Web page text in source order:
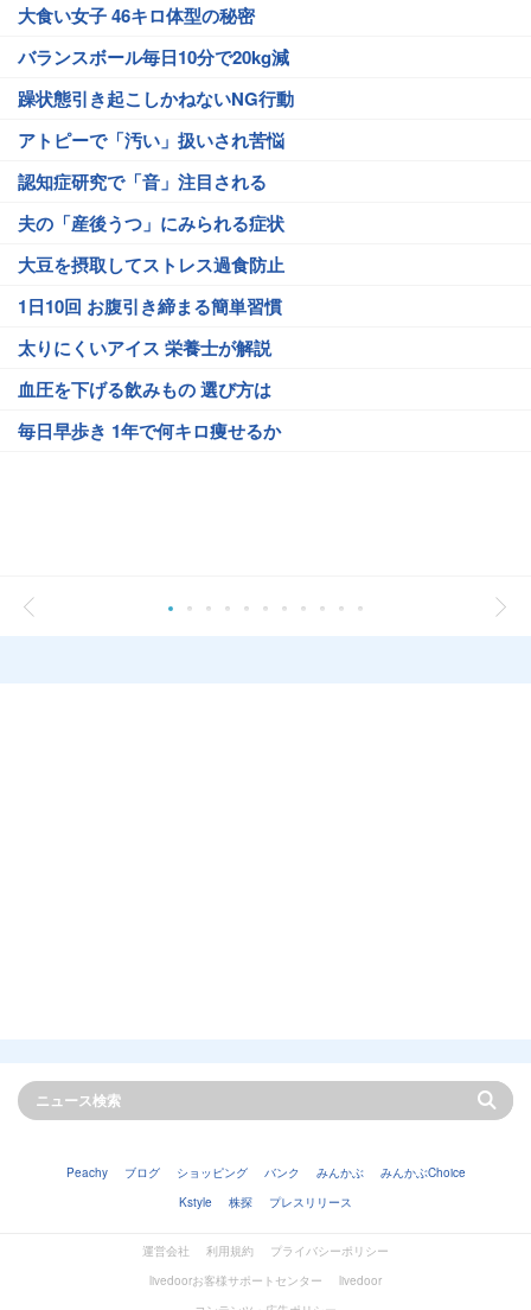
大食い女子 46キロ体型の秘密
バランスボール毎日10分で20kg減
躁状態引き起こしかねないNG行動
アトピーで「汚い」扱いされ苦悩
認知症研究で「音」注目される
夫の「産後うつ」にみられる症状
大豆を摂取してストレス過食防止
1日10回 お腹引き締まる簡単習慣
太りにくいアイス 栄養士が解説
血圧を下げる飲みもの 選び方は
毎日早歩き 1年で何キロ痩せるか
Peachy ブログ ショッピング バンク みんかぶ
みんかぶChoice
Kstyle
株探 プレスリリース
運営会社 利用規約
プライバシーポリシー
livedoorお客様サポートセンター
livedoor